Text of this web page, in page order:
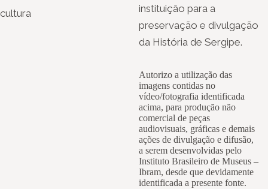
cultura
instituição para a
preservação e divulgação
da História de Sergipe.
Autorizo a utilização das
imagens contidas no
vídeo/fotografia identificada
acima, para produção não
comercial de peças
audiovisuais, gráficas e demais
ações de divulgação e difusão,
a serem desenvolvidas pelo
Instituto Brasileiro de Museus –
Ibram, desde que devidamente
identificada a presente fonte.